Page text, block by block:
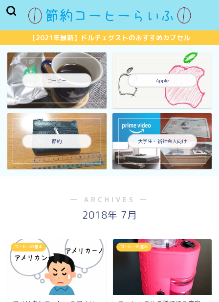
【2021年最新】ドルチェグストのおすすめカプセル
コーヒー Apple
節約 大学生・新社会人向け
― ARCHIVES ―
2018年 7月
コーヒーの基本 コーヒーの基本